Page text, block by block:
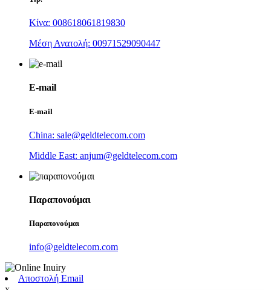
Κίνα: 008618061819830
Μέση Ανατολή: 00971529090447
E-mail
E-mail
China: sale@geldtelecom.com
Middle East: anjum@geldtelecom.com
Παραπονούμαι
Παραπονούμαι
info@geldtelecom.com
Αποστολή Email